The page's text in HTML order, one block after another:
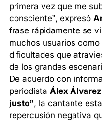
primera vez que me
consciente”, expresó
frase rápidamente se
muchos usuarios
dificultades que
de los grandes
De acuerdo con
periodistaÁlex Álvarez
justo”, la cantante
repercusión negativa